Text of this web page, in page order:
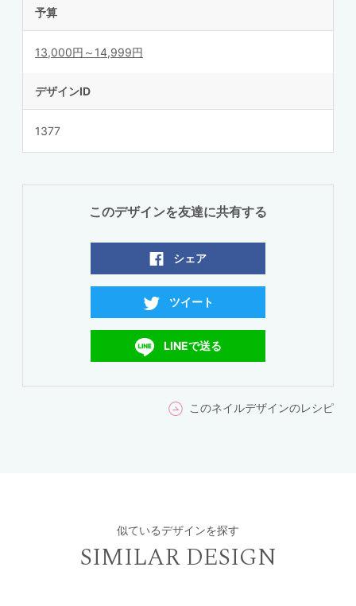
予算
13,000円～14,999円
デザインID
1377
このデザインを友達に共有する
シェア
ツイート
LINEで送る
このネイルデザインのレシピ
似ているデザインを探す
SIMILAR DESIGN